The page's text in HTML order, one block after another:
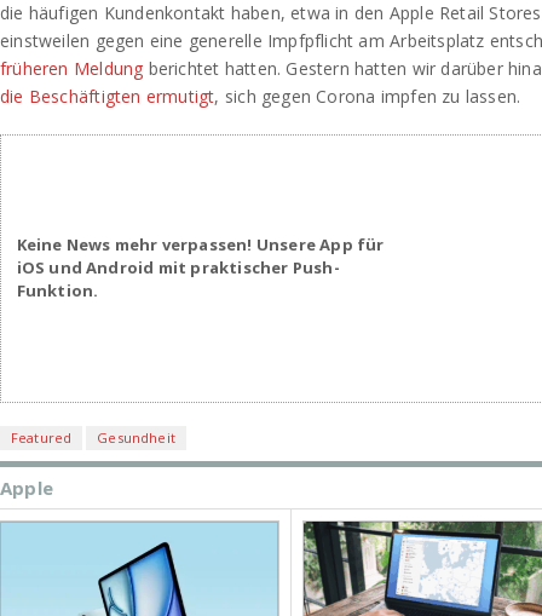
die häufigen Kundenkontakt haben, etwa in den Apple Retail
einstweilen gegen eine generelle Impfpflicht am Arbeitsplatz
früheren Meldung berichtet hatten. Gestern hatten wir darüber
die Beschäftigten ermutigt, sich gegen Corona impfen zu lassen.
Keine News mehr verpassen! Unsere App für
iOS und Android mit praktischer Push-
Funktion.
Featured Gesundheit
Apple